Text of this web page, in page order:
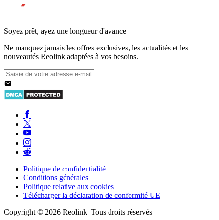
Soyez prêt, ayez une longueur d'avance
Ne manquez jamais les offres exclusives, les actualités et les
nouveautés Reolink adaptées à vos besoins.
Politique de confidentialité
Conditions générales
Politique relative aux cookies
Télécharger la déclaration de conformité UE
Copyright © 2026 Reolink. Tous droits réservés.